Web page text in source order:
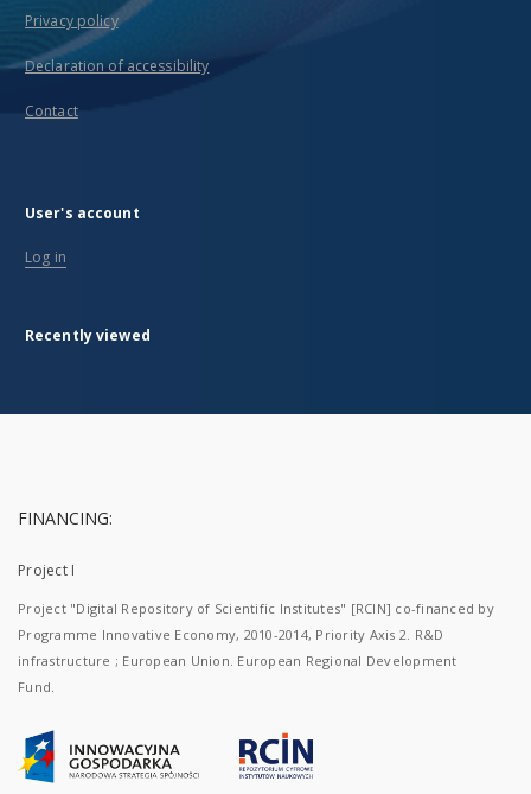
Privacy policy
Declaration of accessibility
Contact
User's account
Log in
Recently viewed
FINANCING:
Project I
Project "Digital Repository of Scientific Institutes" [RCIN] co-financed by
Programme Innovative Economy, 2010-2014, Priority Axis 2. R&D
infrastructure ; European Union. European Regional Development
Fund.